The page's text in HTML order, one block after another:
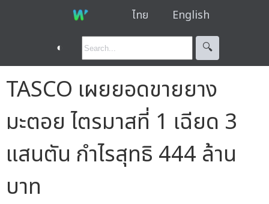
ไทย English
◐ 🔍︎
TASCO เผยยอดขายยาง
มะตอย ไตรมาสที่ 1 เฉียด 3
แสนตัน กำไรสุทธิ 444 ล้าน
บาท